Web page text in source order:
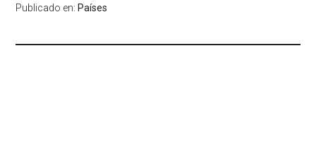
Publicado en: Países